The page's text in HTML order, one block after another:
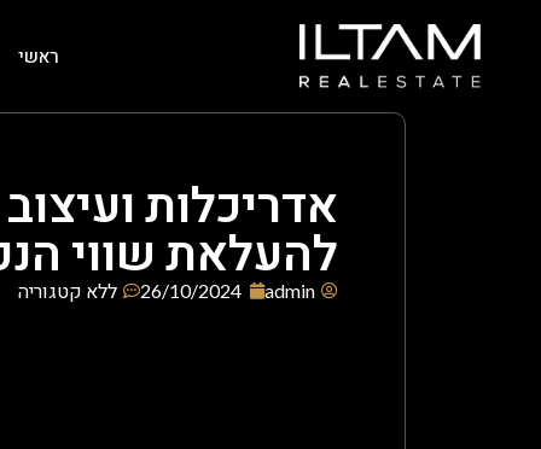
ראשי
אדריכלות
להעלאת שווי
admin
26/10/2024 ללא קטגוריה